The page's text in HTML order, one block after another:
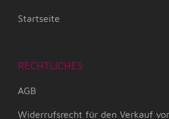
Startseite
RECHTLICHES
AGB
Widerrufsrecht für den Verkauf